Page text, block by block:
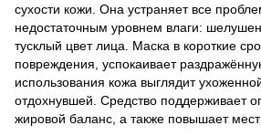
сухости кожи. Она устраняет все
недостаточным уровнем влаги:
тусклый цвет лица. Маска в короткие
повреждения, успокаивает
использования кожа выглядит
отдохнувшей. Средство поддерживает
жировой баланс, а также повышает